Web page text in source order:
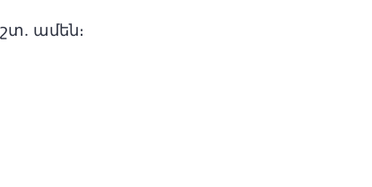
ամեն։